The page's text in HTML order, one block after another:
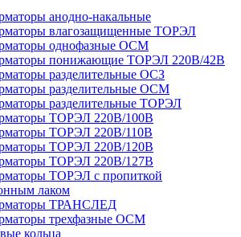
анодно-накальные
влагозащищенные ТОРЭЛ
однофазные ОСМ
понижающие ТОРЭЛ 220В/42В
разделительные ОСЗ
разделительные ОСМ
разделительные ТОРЭЛ
ТОРЭЛ 220В/100В
ТОРЭЛ 220В/110В
ТОРЭЛ 220В/120В
ТОРЭЛ 220В/127В
ТОРЭЛ с пропиткой
лаком
ТРАНСЛЕД
трехфазные ОСМ
кольца